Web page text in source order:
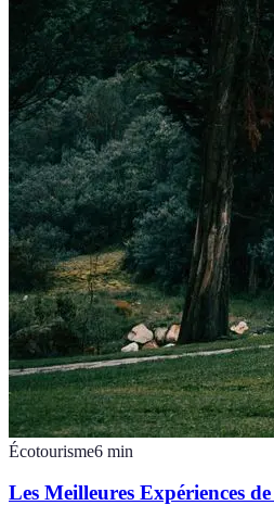
Écotourisme6 min
Les Meilleures Expériences